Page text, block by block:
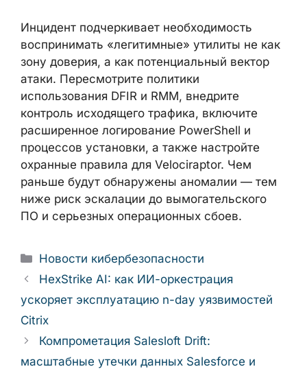
Инцидент подчеркивает необходимость
воспринимать «легитимные» утилиты не как
зону доверия, а как потенциальный вектор
атаки. Пересмотрите политики
использования DFIR и RMM, внедрите
контроль исходящего трафика, включите
расширенное логирование PowerShell и
процессов установки, а также настройте
охранные правила для Velociraptor. Чем
раньше будут обнаружены аномалии — тем
ниже риск эскалации до вымогательского
ПО и серьезных операционных сбоев.
Рубрики
Новости кибербезопасности
HexStrike AI: как ИИ-оркестрация
ускоряет эксплуатацию n-day уязвимостей
Citrix
Компрометация Salesloft Drift:
масштабные утечки данных Salesforce и